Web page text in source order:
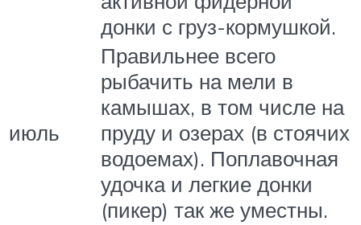
донки с груз-кормушкой.
июль
Правильнее всего
рыбачить на мели в
камышах, в том числе на
пруду и озерах (в стоячих
водоемах). Поплавочная
удочка и легкие донки
(пикер) так же уместны.